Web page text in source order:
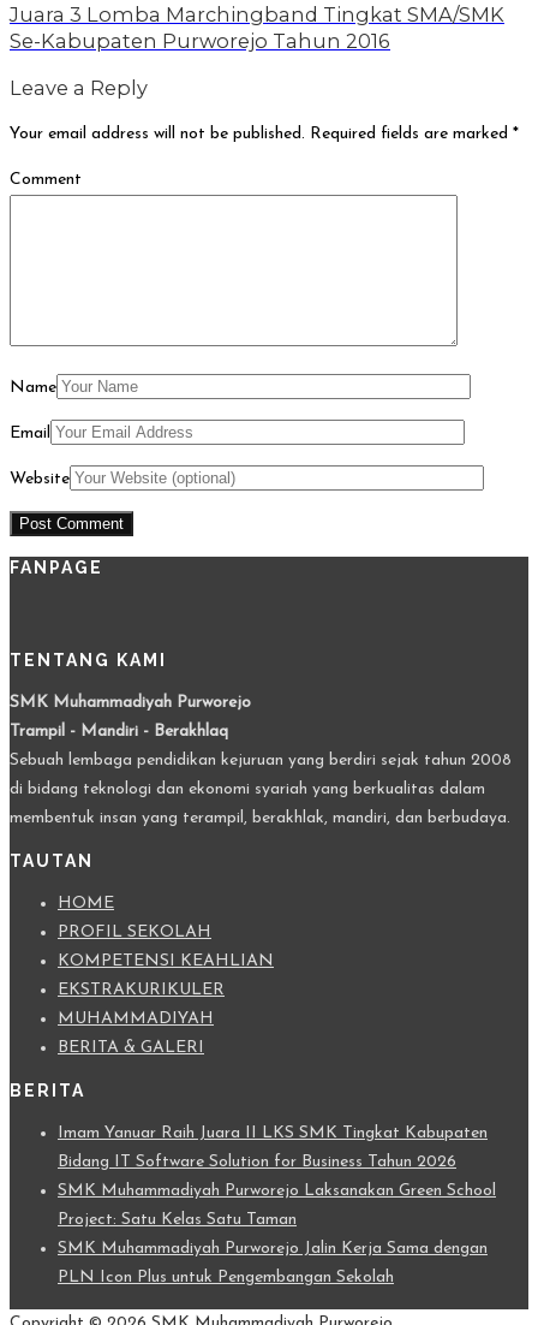
Juara 3 Lomba Marchingband Tingkat SMA/SMK
Se-Kabupaten Purworejo Tahun 2016
Leave a Reply
Your email address will not be published. Required fields are marked *
Comment
Name
Email
Website
FANPAGE
TENTANG KAMI
SMK Muhammadiyah Purworejo
Trampil - Mandiri - Berakhlaq
Sebuah lembaga pendidikan kejuruan yang berdiri sejak tahun 2008
di bidang teknologi dan ekonomi syariah yang berkualitas dalam
membentuk insan yang terampil, berakhlak, mandiri, dan berbudaya.
TAUTAN
HOME
PROFIL SEKOLAH
KOMPETENSI KEAHLIAN
EKSTRAKURIKULER
MUHAMMADIYAH
BERITA & GALERI
BERITA
Imam Yanuar Raih Juara II LKS SMK Tingkat Kabupaten
Bidang IT Software Solution for Business Tahun 2026
SMK Muhammadiyah Purworejo Laksanakan Green School
Project: Satu Kelas Satu Taman
SMK Muhammadiyah Purworejo Jalin Kerja Sama dengan
PLN Icon Plus untuk Pengembangan Sekolah